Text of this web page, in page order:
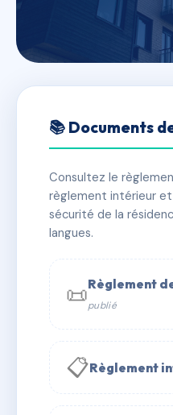
les olivettes
✓ Immatriculée 🏠 19
📞 Contacter Syndic
📚 Documents
Consultez le
règlement intérieur
sécurité de la
langues.
📜Règlement
publié
📋Règlement